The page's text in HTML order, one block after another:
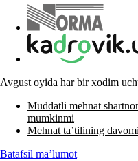
Avgust oyida har bir хodim
Muddatli mehnat
mumkinmi
Mehnat ta’tilining
Batafsil ma’lumot